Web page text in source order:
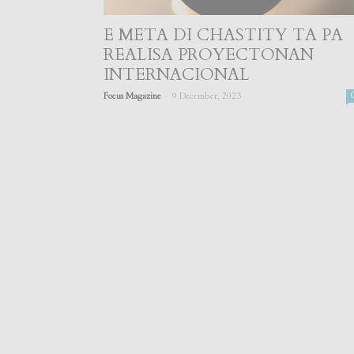
E META DI CHASTITY TA PA
REALISA PROYECTONAN
INTERNACIONAL
Focus Magazine 9 December, 2023 0